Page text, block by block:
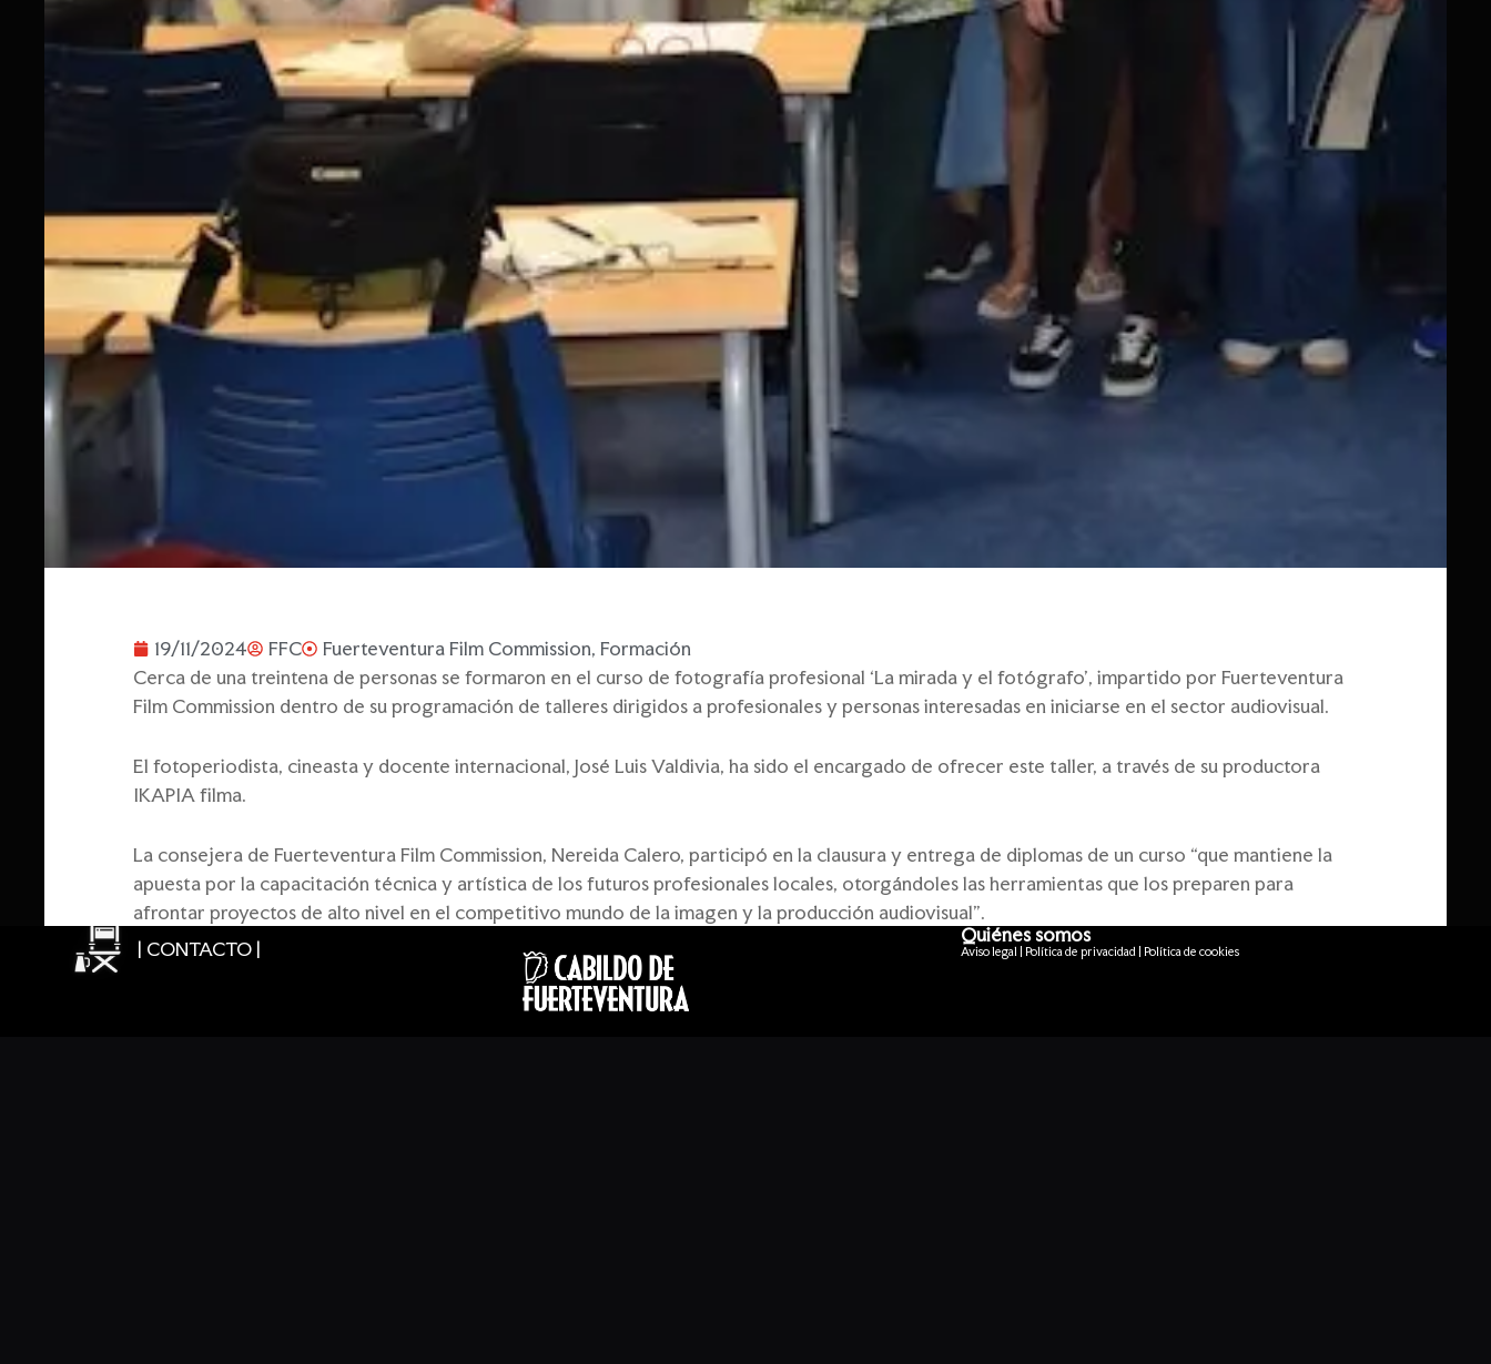
19/11/2024 FFC Fuerteventura Film Commission, Formación
Cerca de una treintena de personas se formaron en el curso de fotografía profesional ‘La mirada y el fotógrafo’, impartido por Fuerteventura
Film Commission dentro de su programación de talleres dirigidos a profesionales y personas interesadas en iniciarse en el sector audiovisual.
El fotoperiodista, cineasta y docente internacional, José Luis Valdivia, ha sido el encargado de ofrecer este taller, a través de su productora
IKAPIA filma.
La consejera de Fuerteventura Film Commission, Nereida Calero, participó en la clausura y entrega de diplomas de un curso “que mantiene la
apuesta por la capacitación técnica y artística de los futuros profesionales locales, otorgándoles las herramientas que los preparen para
afrontar proyectos de alto nivel en el competitivo mundo de la imagen y la producción audiovisual”.
José Luis Valdivia, fotógrafo majorero con más de veinte años de trayectoria en fotografía y cine, aportó una perspectiva única, dotando al
alumnado de los conocimientos necesarios para desarrollar una voz personal en el arte de la fotografía.
| CONTACTO |
Quiénes somos
Aviso legal | Política de privacidad | Política de cookies